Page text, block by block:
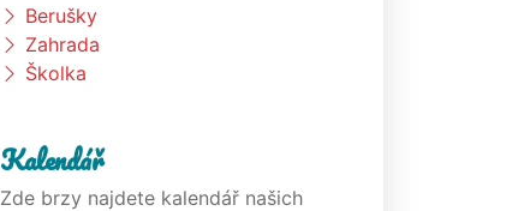
Berušky
Zahrada
Školka
Kalendář
Zde brzy najdete kalendář našich